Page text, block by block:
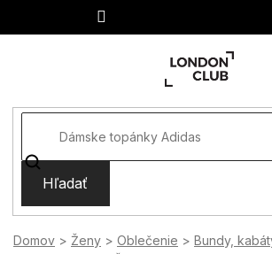
Hľadať
Domov Ženy Oblečenie Bundy,